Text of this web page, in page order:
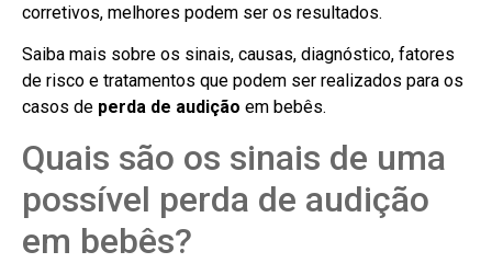
corretivos, melhores podem ser os resultados.
Saiba mais sobre os sinais, causas, diagnóstico, fatores
de risco e tratamentos que podem ser realizados para os
casos de perda de audição em bebês.
Quais são os sinais de uma
possível perda de audição
em bebês?